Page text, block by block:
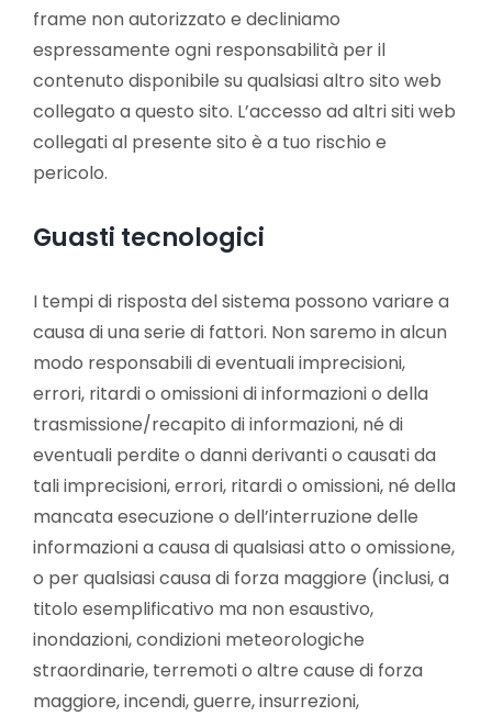
frame non autorizzato e decliniamo
espressamente ogni responsabilità per il
contenuto disponibile su qualsiasi altro sito web
collegato a questo sito. L’accesso ad altri siti web
collegati al presente sito è a tuo rischio e
pericolo.
Guasti tecnologici
I tempi di risposta del sistema possono variare a
causa di una serie di fattori. Non saremo in alcun
modo responsabili di eventuali imprecisioni,
errori, ritardi o omissioni di informazioni o della
trasmissione/recapito di informazioni, né di
eventuali perdite o danni derivanti o causati da
tali imprecisioni, errori, ritardi o omissioni, né della
mancata esecuzione o dell’interruzione delle
informazioni a causa di qualsiasi atto o omissione,
o per qualsiasi causa di forza maggiore (inclusi, a
titolo esemplificativo ma non esaustivo,
inondazioni, condizioni meteorologiche
straordinarie, terremoti o altre cause di forza
maggiore, incendi, guerre, insurrezioni,